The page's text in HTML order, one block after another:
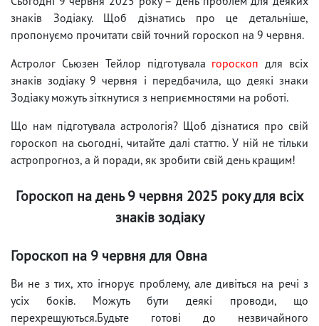
знаків Зодіаку. Щоб дізнатись про це детальніше,
пропонуємо прочитати свій точний гороскоп на 9 червня.
Астролог Сьюзен Тейлор підготувала гороскоп для всіх
знаків зодіаку 9 червня і передбачила, що деякі знаки
Зодіаку можуть зіткнутися з неприємностями на роботі.
Що нам підготувала астрологія? Щоб дізнатися про свій
гороскоп на сьогодні, читайте далі статтю. У ній не тільки
астропрогноз, а й поради, як зробити свій день кращим!
Гороскоп на день 9 червня 2025 року для всіх
знаків зодіаку
Гороскоп на 9 червня для Овна
Ви не з тих, хто ігнорує проблему, але дивіться на речі з
усіх боків. Можуть бути деякі проводи, що
перехрещуються.Будьте готові до незвичайного